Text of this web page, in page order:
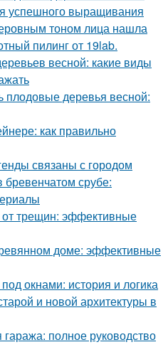
успешного выращивания
тоном лица нашла
пилинг от 19lab.
весной: какие виды
плодовые деревья весной:
как правильно
связаны с городом
бревенчатом срубе:
трещин: эффективные
доме: эффективные
окнами: история и логика
и новой архитектуры в
полное руководство